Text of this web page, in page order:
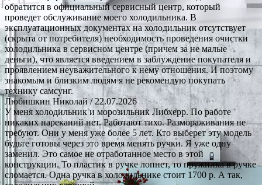
обратится в официальный сервисный центр, который
проведет обслуживание моего холодильника. В
эксплуатационных документах на холодильник отсутствует
(скрыта от потребителя) необходимость проведения очистки
холодильника в сервисном центре (причем за не малые
деньги), что является введением в заблуждение покупателя и
проявлением неуважительного к нему отношения. И поэтому
знакомым и близким людям я не рекомендую покупать
технику самсунг.
Любишкин Николай/ 22.07.2026
У меня холодильник и морозильник Либхерр. По работе
никаких нареканий нет. Работают тихо. Размораживания не
требуют. Они у меня уже более 5 лет. Кто выберет эту модель
будьте готовы через это время менять ручки. Я уже одну
заменил. Это самое не отработанное место в этой
конструкции. То пластик в ручке лопнет, то пружинка в ручке
сломается. Одна ручка в холодильнике стоит 1700 р. А так,